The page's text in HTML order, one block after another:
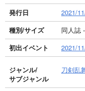
発行日
2021/
種別/サイズ
同人誌
初出イベント
2021/
ジャンル/
サブジャンル
刀剣乱